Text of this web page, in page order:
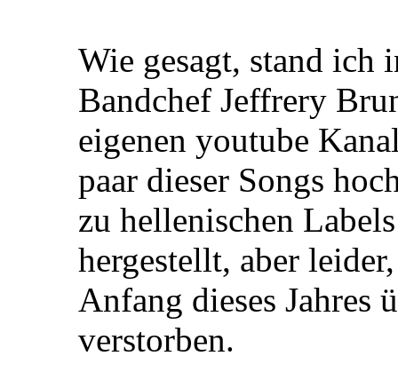
Wie gesagt, stand ich
Bandchef Jeffrery
eigenen youtube
paar dieser Songs
zu hellenischen
hergestellt, aber
Anfang dieses Jahres
verstorben.